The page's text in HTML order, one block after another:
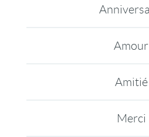
Amour
Amitié
Merci